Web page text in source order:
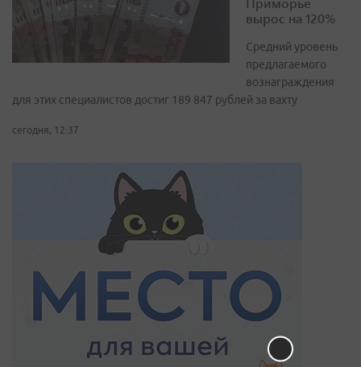
вырос на 120%
Средний уровень
предлагаемого
вознаграждения
для этих специалистов достиг 189 847 рублей за вахту
сегодня, 12:37